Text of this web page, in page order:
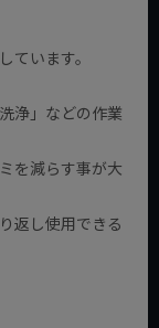
ています。
浄」などの作業
を減らす事が大
返し使用できる